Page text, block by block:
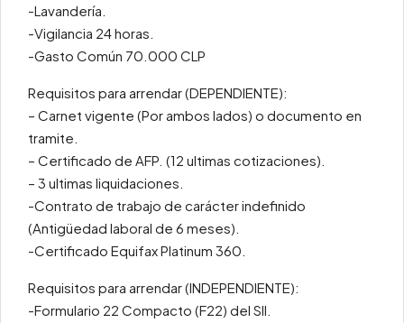
-Lavandería.
-Vigilancia 24 horas.
-Gasto Común 70.000 CLP
Requisitos para arrendar (DEPENDIENTE):
– Carnet vigente (Por ambos lados) o documento en
tramite.
– Certificado de AFP. (12 ultimas cotizaciones).
– 3 ultimas liquidaciones.
-Contrato de trabajo de carácter indefinido
(Antigüedad laboral de 6 meses).
-Certificado Equifax Platinum 360.
Requisitos para arrendar (INDEPENDIENTE):
-Formulario 22 Compacto (F22) del SII.